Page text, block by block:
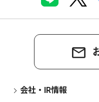
会社・IR情報